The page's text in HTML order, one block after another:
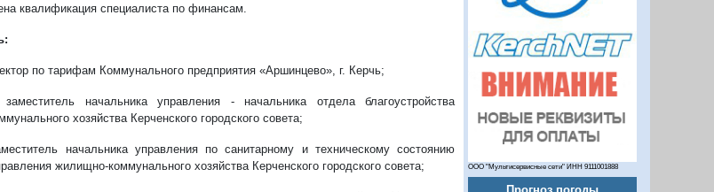
квалификация специалиста по финансам.
по тарифам Коммунального предприятия «Аршинцево», г. Керчь;
начальника управления - начальника отдела благоустройства
хозяйства Керченского городского совета;
начальника управления по санитарному и техническому состоянию
жилищно-коммунального хозяйства Керченского городского совета;
ООО "Мультисервисные сети" ИНН 9111001888